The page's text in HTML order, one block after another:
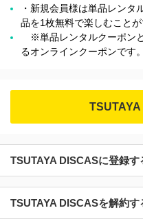
・新規会員様は単品レンタ
品を1枚無料で楽しむことが
※単品レンタルクーポンと
るオンラインクーポンです
TSUTAYA DISCASに登録す
TSUTAYA DISCASを解約す